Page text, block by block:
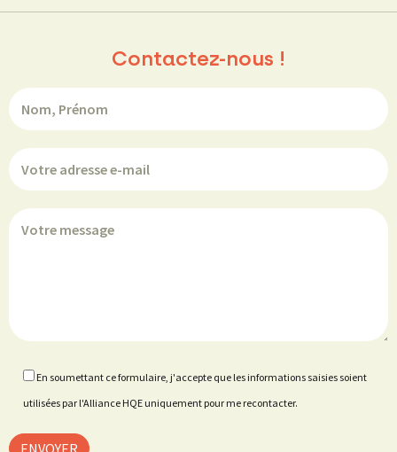
Contactez-nous !
En soumettant ce formulaire, j'accepte que les informations saisies soient
utilisées par l'Alliance HQE uniquement pour me recontacter.